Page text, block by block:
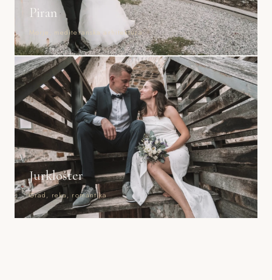
Piran
Morje, mediteranska arhitektura
Jurklošter
Grad, reka, romantika